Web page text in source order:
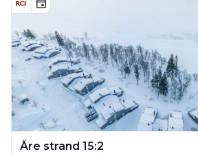
Åre strand 15:2